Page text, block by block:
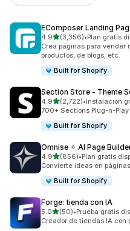
EComposer Landing
4.9de 5 estrellas
(3,356)
3356 reseñas en total
•Plan gratis
Crea páginas para vender
productos, de blogs, etc.
Built for Shopify
Section Store ‑ Theme
4.9de 5 estrellas
(2,722)
2722 reseñas en total
•Instalación
700+ Sections Plug-n-
Built for Shopify
Omnise ✧ AI Page
4.9de 5 estrellas
(856)
856 reseñas en total
•Plan gratis
Convierte ideas en
Built for Shopify
Forge: tienda con IA
5.0de 5 estrellas
(50)
50 reseñas en total
•Prueba gratis
Creador de tiendas IA con